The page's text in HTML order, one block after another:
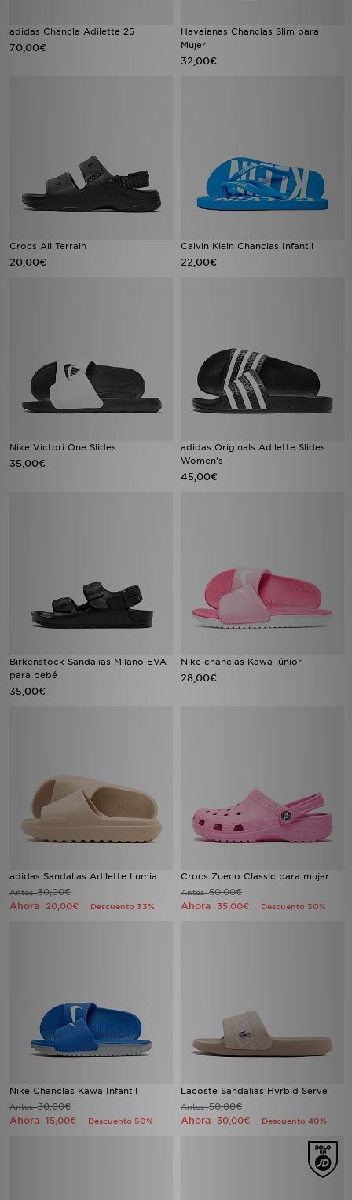
adidas Chancla Adilette 25
70,00€
Havaianas Chanclas Slim para
Mujer
32,00€
Crocs All Terrain
20,00€
Calvin Klein Chanclas Infantil
22,00€
Nike Victori One Slides
35,00€
adidas Originals Adilette Slides
Women's
45,00€
Birkenstock Sandalias Milano EVA
para bebé
35,00€
Nike chanclas Kawa júnior
28,00€
adidas Sandalias Adilette Lumia
Antes30,00€
Ahora 20,00€ Descuento 33%
Crocs Zueco Classic para mujer
Antes50,00€
Ahora 35,00€ Descuento 30%
Nike Chanclas Kawa Infantil
Antes30,00€
Ahora 15,00€ Descuento 50%
Lacoste Sandalias Hyrbid Serve
Antes50,00€
Ahora 30,00€ Descuento 40%